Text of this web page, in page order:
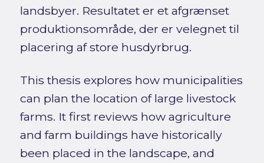
landsbyer. Resultatet er et afgrænset
produktionsområde, der er velegnet til
placering af store husdyrbrug.
This thesis explores how municipalities
can plan the location of large livestock
farms. It first reviews how agriculture
and farm buildings have historically
been placed in the landscape, and